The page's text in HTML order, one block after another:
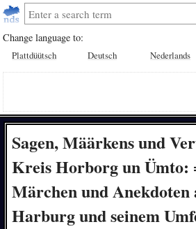
Change language to:
Plattdüütsch Deutsch Nederlands
Sagen, Määrkens und
Kreis Horborg un Ümto:
Märchen und Anekdoten
Harburg und seinem